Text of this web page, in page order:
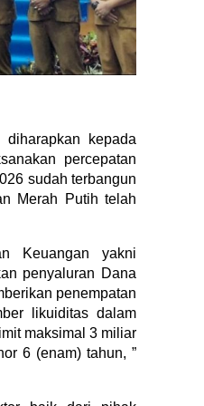
kepada
percepatan
sudah terbangun
Merah Putih telah
Keuangan yakni
penyaluran Dana
penempatan
likuiditas dalam
maksimal 3 miliar
6 (enam) tahun, ”